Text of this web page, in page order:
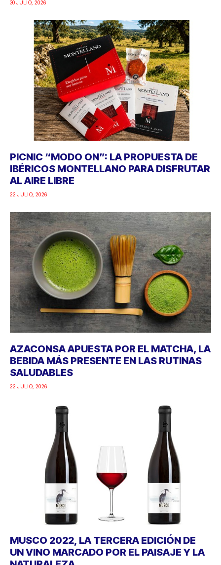
30 JULIO, 2026
PICNIC “MODO ON”: LA PROPUESTA DE
IBÉRICOS MONTELLANO PARA DISFRUTAR
AL AIRE LIBRE
22 JULIO, 2026
AZACONSA APUESTA POR EL MATCHA, LA
BEBIDA MÁS PRESENTE EN LAS RUTINAS
SALUDABLES
22 JULIO, 2026
MUSCO 2022, LA TERCERA EDICIÓN DE
UN VINO MARCADO POR EL PAISAJE Y LA